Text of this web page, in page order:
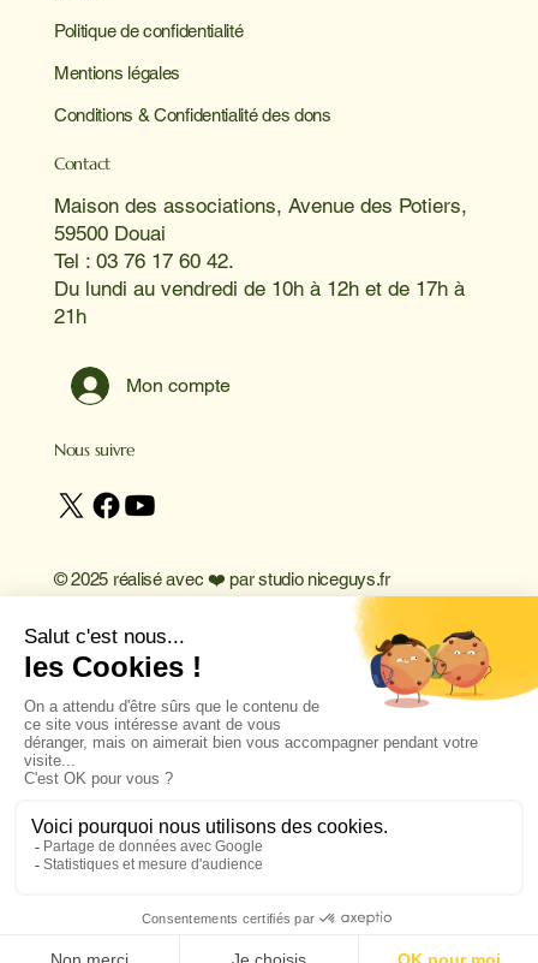
Politique de confidentialité
Mentions légales
Conditions & Confidentialité des dons
Contact
Maison des associations, Avenue des Potiers,
59500 Douai
Tel : 03 76 17 60 42.
Du lundi au vendredi de 10h à 12h et de 17h à
21h
Mon compte
Nous suivre
© 2025 réalisé avec ❤️ parstudio niceguys.fr